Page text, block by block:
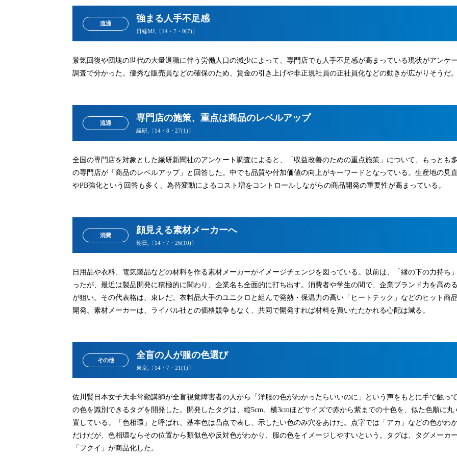
流通 強まる人手不足感
日経MJ,〔14・7・9(7)〕
景気回復や団塊の世代の大量退職に伴う労働人口の減少によって、専門店でも人手不足感が高まっている現状がアンケ
調査で分かった。優秀な販売員などの確保のため、賃金の引き上げや非正規社員の正社員化などの動きが広がりそうだ。
流通 専門店の施策、重点は商品のレベルアップ
繊研,〔14・8・27(1)〕
全国の専門店を対象とした繊研新聞社のアンケート調査によると、「収益改善のための重点施策」について、もっとも多
の専門店が「商品のレベルアップ」と回答した。中でも品質や付加価値の向上がキーワードとなっている。生産地の見
やPB強化という回答も多く、為替変動によるコスト増をコントロールしながらの商品開発の重要性が高まっている。
消費 顔見える素材メーカーへ
朝日,〔14・7・26(10)〕
日用品や衣料、電気製品などの材料を作る素材メーカーがイメージチェンジを図っている。以前は、「縁の下の力持ち
ったが、最近は製品開発に積極的に関わり、企業名も全面的に打ち出す。消費者や学生の間で、企業ブランド力を高め
が狙い。その代表格は、東レだ。衣料品大手のユニクロと組んで発熱・保温力の高い「ヒートテック」などのヒット商
開発。素材メーカーは、ライバル社との価格競争もなく、共同で開発すれば材料を買いたたかれる心配は減る。
その他 全盲の人が服の色選び
東京,〔14・7・21(1)〕
佐川賢日本女子大非常勤講師が全盲視覚障害者の人から「洋服の色がわかったらいいのに」という声をもとに手で触っ
の色を識別できるタグを開発した。開発したタグは、縦5cm、横3cmほどサイズで赤から紫までの十色を、似た色順に丸
置している。「色相環」と呼ばれ、基本色は凸点で表し、示したい色のみ穴をあけた。点字では「アカ」などの色がわ
だけだが、色相環ならその位置から類似色や反対色がわかり、服の色をイメージしやすいという。タグは、タグメーカー
「フクイ」が商品化した。